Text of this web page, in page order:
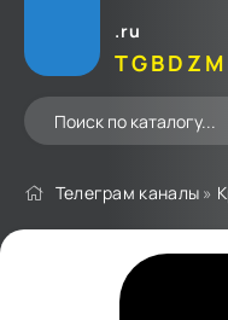
.ru
TGBDZM
Телеграм каналы »